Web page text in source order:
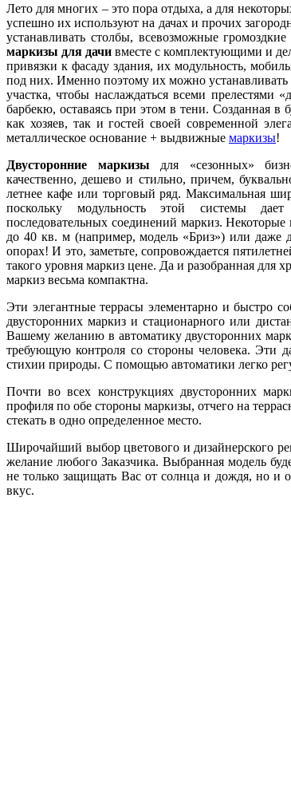
Лето для многих – это пора отдыха, а для
успешно их используют на дачах и прочих
устанавливать столбы, всевозможные
маркизы для дачи вместе с комплектующими и
привязки к фасаду здания, их модульность,
под них. Именно поэтому их можно устанавливать
участка, чтобы наслаждаться всеми
барбекю, оставаясь при этом в тени. Созданная в
как хозяев, так и гостей своей современной
металлическое основание + выдвижные маркизы!
Двусторонние маркизы для «сезонных»
качественно, дешево и стильно, причем,
летнее кафе или торговый ряд. Максимальная
поскольку модульность этой системы дает
последовательных соединений маркиз.
до 40 кв. м (например, модель «Бриз») или
опорах! И это, заметьте, сопровождается
такого уровня маркиз цене. Да и разобранная для
маркиз весьма компактна.
Эти элегантные террасы элементарно и быстро
двусторонних маркиз и стационарного или
Вашему желанию в автоматику двусторонних
требующую контроля со стороны человека. Эти
стихии природы. С помощью автоматики легко
Почти во всех конструкциях двусторонних
профиля по обе стороны маркизы, отчего на
стекать в одно определенное место.
Широчайший выбор цветового и дизайнерского
желание любого Заказчика. Выбранная модель
не только защищать Вас от солнца и дождя, но и
вкус.